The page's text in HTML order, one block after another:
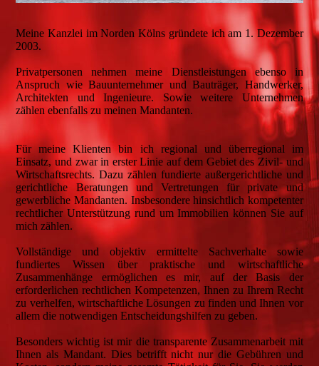
Meine Kanzlei im Norden Kölns gründete ich am 1. Dezember
2003.
Privatpersonen nehmen meine Dienstleistungen ebenso in
Anspruch wie Bauunternehmer und Bauträger, Handwerker,
Architekten und Ingenieure. Sowie weitere Unternehmen
zählen ebenfalls zu meinen Mandanten.
Für meine Klienten bin ich regional und überregional im
Einsatz, und zwar in erster Linie auf dem Gebiet des Zivil- und
Wirtschaftsrechts. Dazu zählen fundierte außergerichtliche und
gerichtliche Beratungen und Vertretungen für private und
gewerbliche Mandanten. Insbesondere hinsichtlich kompetenter
rechtlicher Unterstützung rund um Immobilien können Sie auf
mich zählen.
Vollständige und objektiv ermittelte Sachverhalte sowie
fundiertes Wissen über praktische und wirtschaftliche
Zusammenhänge ermöglichen es mir, auf der Basis der
erforderlichen rechtlichen Kompetenzen, Ihnen zu Ihrem Recht
zu verhelfen, wirtschaftliche Lösungen zu finden und Ihnen vor
allem die notwendigen Entscheidungshilfen zu geben.
Besonders wichtig ist mir die transparente Zusammenarbeit mit
Ihnen als Mandant. Dies betrifft nicht nur die Gebühren und